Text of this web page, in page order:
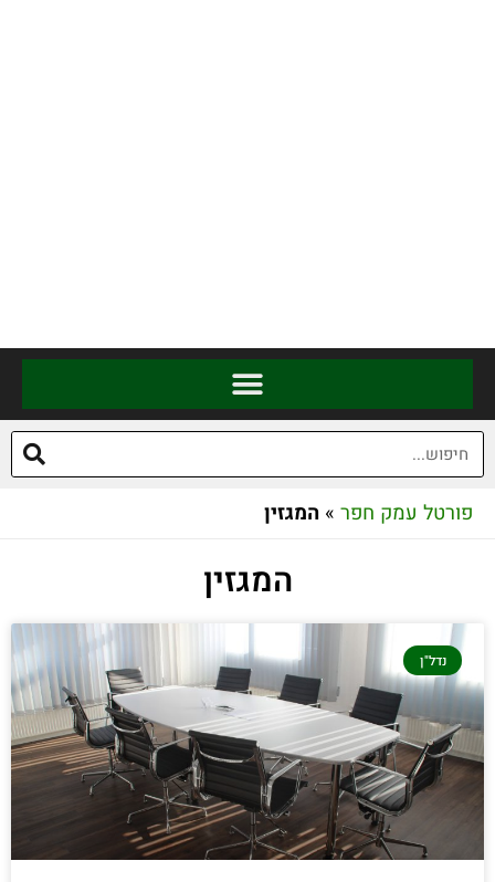
פורטל עמק חפר » המגזין
המגזין
נדל"ן